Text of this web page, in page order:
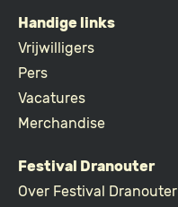
FOOTER
Handige links
Vrijwilligers
Pers
Vacatures
Merchandise
Festival Dranouter
Over Festival Dranouter